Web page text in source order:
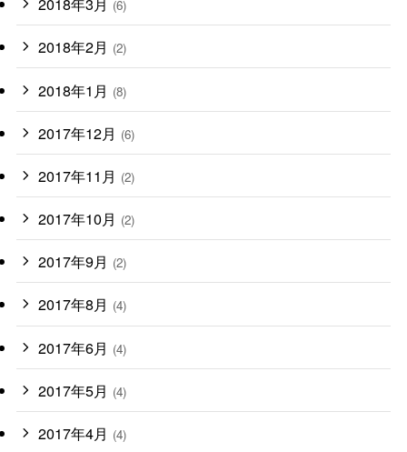
(6)
2018年2月 (2)
2018年1月 (8)
2017年12月 (6)
2017年11月 (2)
2017年10月 (2)
2017年9月 (2)
2017年8月 (4)
2017年6月 (4)
2017年5月 (4)
2017年4月 (4)